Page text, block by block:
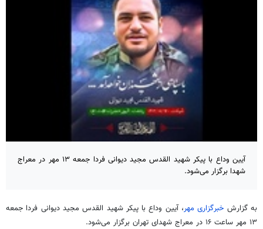
آیین وداع با پیکر شهید القدس مجید دیوانی فردا جمعه ۱۳ مهر در معراج
شهدا برگزار می‌شود.
به گزارش خبرگزاری مهر، آیین وداع با پیکر شهید القدس مجید دیوانی فردا جمعه
۱۳ مهر ساعت ۱۶ در معراج شهدای تهران برگزار می‌شود.